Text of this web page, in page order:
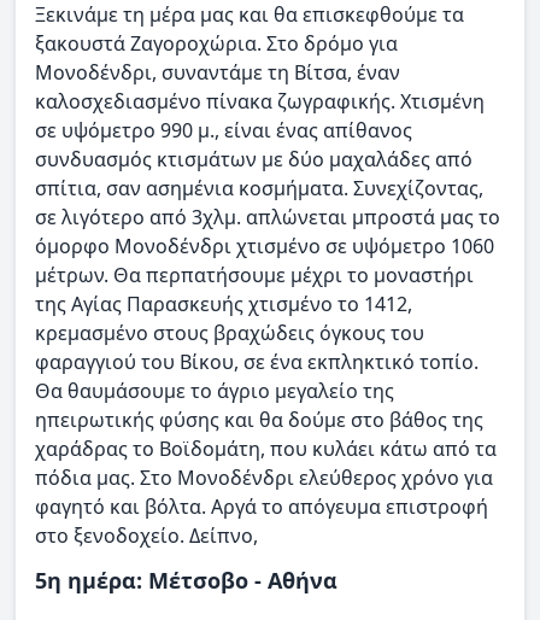
Ξεκινάμε τη μέρα μας και θα επισκεφθούμε τα
ξακουστά Ζαγοροχώρια. Στο δρόμο για
Μονοδένδρι, συναντάμε τη Βίτσα, έναν
καλοσχεδιασμένο πίνακα ζωγραφικής. Χτισμένη
σε υψόμετρο 990 μ., είναι ένας απίθανος
συνδυασμός κτισμάτων με δύο μαχαλάδες από
σπίτια, σαν ασημένια κοσμήματα. Συνεχίζοντας,
σε λιγότερο από 3χλμ. απλώνεται μπροστά μας το
όμορφο Mονοδένδρι χτισμένο σε υψόμετρο 1060
μέτρων. Θα περπατήσουμε μέχρι το μοναστήρι
της Αγίας Παρασκευής χτισμένο το 1412,
κρεμασμένο στους βραχώδεις όγκους του
φαραγγιού του Bίκου, σε ένα εκπληκτικό τοπίο.
Θα θαυμάσουμε το άγριο μεγαλείο της
ηπειρωτικής φύσης και θα δούμε στο βάθος της
χαράδρας το Bοϊδομάτη, που κυλάει κάτω από τα
πόδια μας. Στο Μονοδένδρι ελεύθερος χρόνο για
φαγητό και βόλτα. Αργά το απόγευμα επιστροφή
στο ξενοδοχείο. Δείπνο,
5η ημέρα: Μέτσοβο - Αθήνα